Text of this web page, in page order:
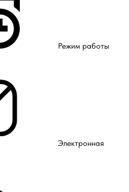
Режим работы
Электронная